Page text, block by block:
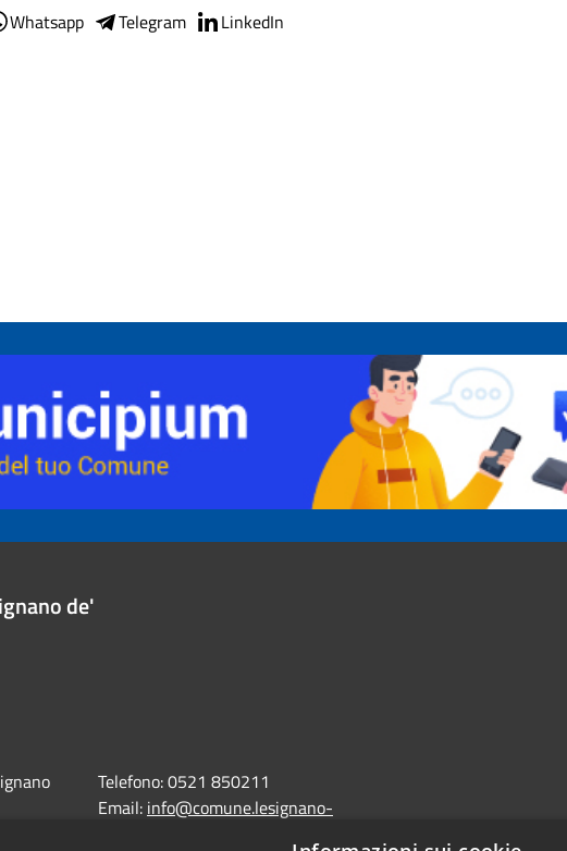
Whatsapp Telegram LinkedIn
de'
Telefono:0521 850211
Email: info@comune.lesignano-